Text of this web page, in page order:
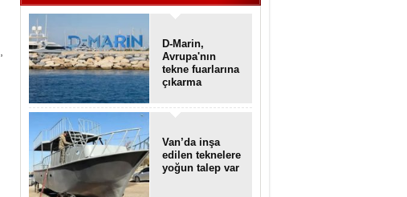
D-Marin,
Avrupa'nın
tekne fuarlarına
çıkarma
Van’da inşa
edilen teknelere
yoğun talep var